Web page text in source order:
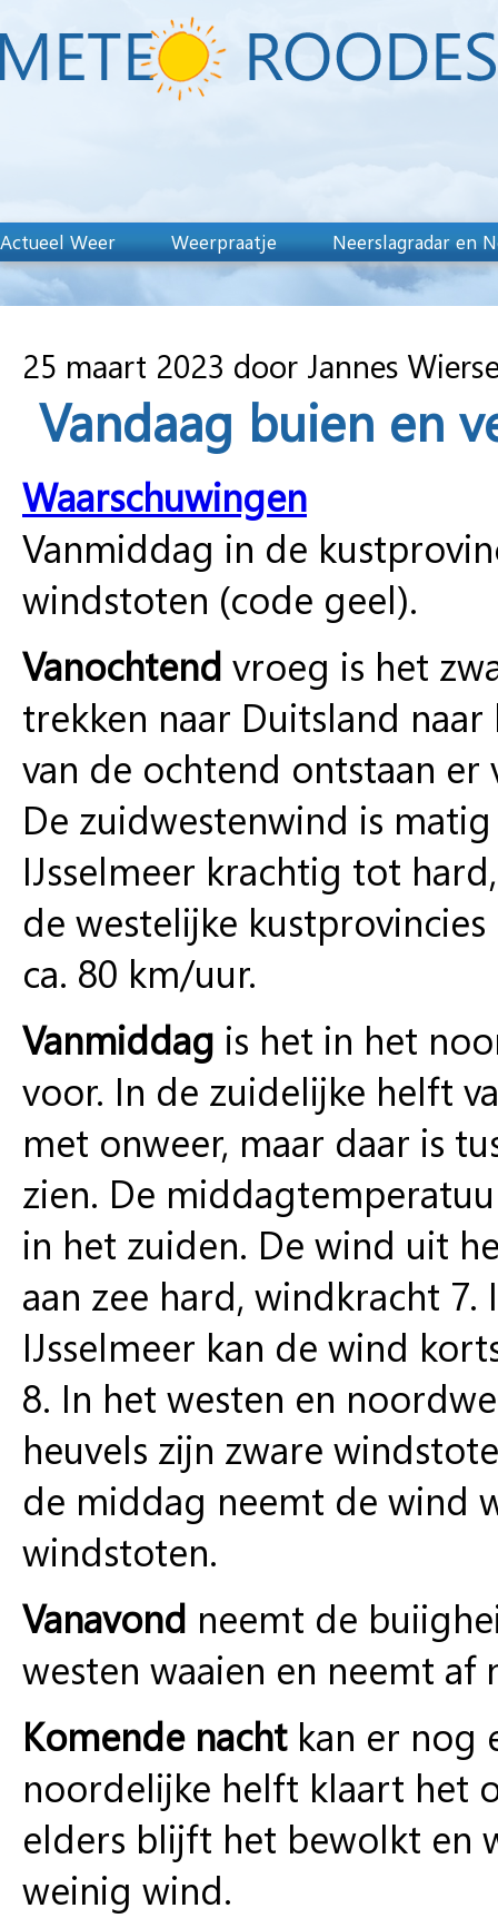
Actueel Weer Weerpraatje Neerslagradar en
25 maart 2023 door Jannes
Vandaag buien en
Waarschuwingen
Vanmiddag in de
windstoten (code geel).
Vanochtend vroeg is het
trekken naar Duitsland
van de ochtend ontstaan
De zuidwestenwind is
IJsselmeer krachtig tot
de westelijke
ca. 80 km/uur.
Vanmiddag is het in het
voor. In de zuidelijke helft
met onweer, maar daar is
zien. De
in het zuiden. De wind uit
aan zee hard, windkracht
IJsselmeer kan de wind
8. In het westen en
heuvels zijn zware
de middag neemt de wind
windstoten.
Vanavond neemt de
westen waaien en neemt
Komende nachtkan er nog
noordelijke helft klaart het
elders blijft het bewolkt en
weinig wind.